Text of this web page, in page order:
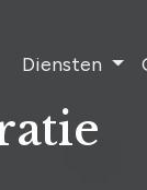
Diensten